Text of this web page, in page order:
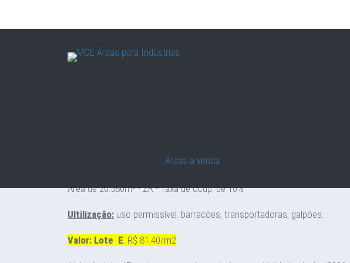
Áreas a venda
Imprimir página
Localização: Esquina da Rua Pedro Buhrer com Comendador Roseira.
Área de 20.580m² - ZR - Taxa de ocup. de 10%
Ultilização: uso permissível: barracões, transportadoras, galpões.
Valor: Lote E: R$ 81,40/m2